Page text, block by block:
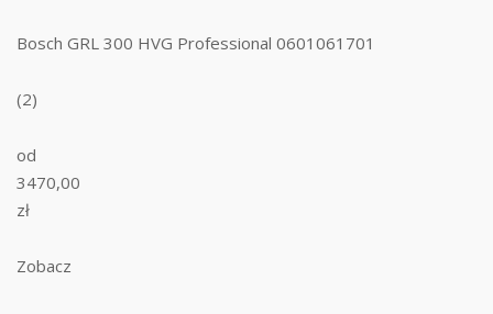
Bosch GRL 300 HVG Professional 0601061701
(2)
od
3470,00
zł
Zobacz